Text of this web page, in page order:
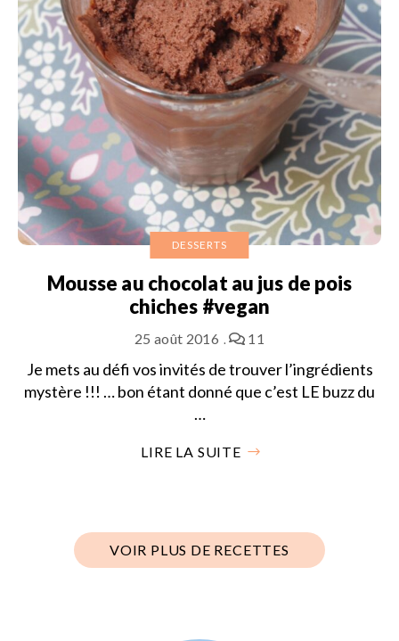
DESSERTS
Mousse au chocolat au jus de pois
chiches #vegan
25 août 2016 11
Je mets au défi vos invités de trouver l’ingrédients
mystère !!! … bon étant donné que c’est LE buzz du
…
LIRE LA SUITE
VOIR PLUS DE RECETTES